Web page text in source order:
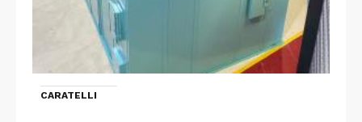
CARATELLI